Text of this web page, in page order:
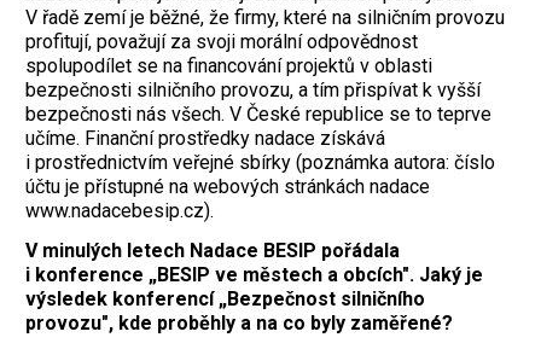
V řadě zemí je běžné, že firmy, které na silničním provozu
profitují, považují za svoji morální odpovědnost
spolupodílet se na financování projektů v oblasti
bezpečnosti silničního provozu, a tím přispívat k vyšší
bezpečnosti nás všech. V České republice se to teprve
učíme. Finanční prostředky nadace získává
i prostřednictvím veřejné sbírky (poznámka autora: číslo
účtu je přístupné na webových stránkách nadace
www.nadacebesip.cz).
V minulých letech Nadace BESIP pořádala
i konference „BESIP ve městech a obcích". Jaký je
výsledek konferencí „Bezpečnost silničního
provozu", kde proběhly a na co byly zaměřené?